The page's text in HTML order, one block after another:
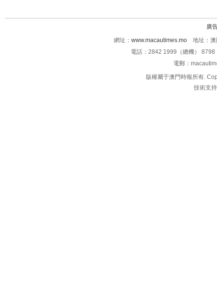
廣
網址： www.macautimes.mo 地址：澳
電話：2842 1999（總機）
電郵：
版權屬于澳門時報所有.
技術支